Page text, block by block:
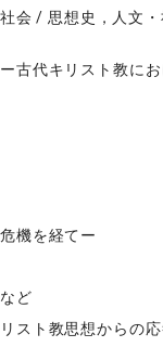
会 / 思想史，人文
古代キリスト教に
機を経てー
ど
スト教思想からの応